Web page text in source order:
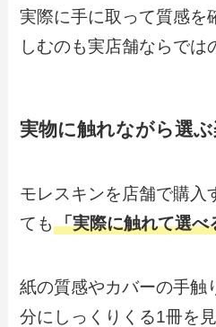
実際に手に取って質感を
しむのも実店舗ならでは
実物に触れながら選
モレスキンを店舗で購入
ても「実際に触れて選べ
紙の質感やカバーの手触
分にしっくりくる1冊を